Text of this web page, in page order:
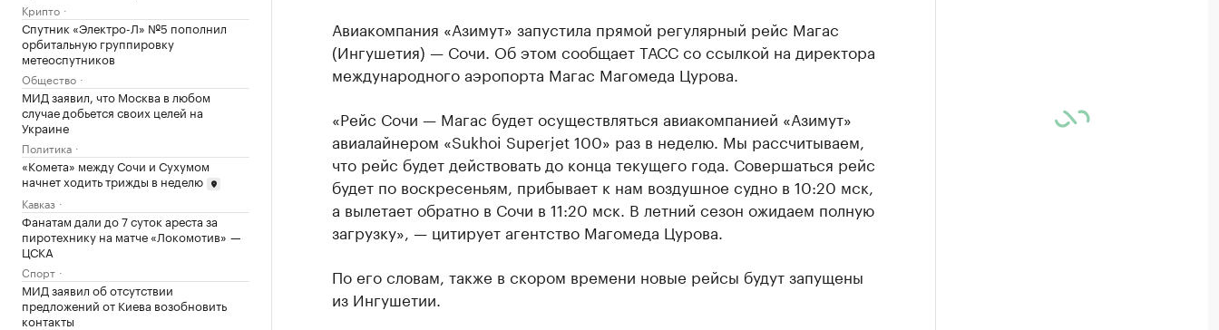
Крипто
Спутник «Электро-Л» №5 пополнил
орбитальную группировку
метеоспутников
Общество
МИД заявил, что Москва в любом
случае добьется своих целей на
Украине
Политика
«Комета» между Сочи и Сухумом
начнет ходить трижды в неделю
Кавказ
Фанатам дали до 7 суток ареста за
пиротехнику на матче «Локомотив» —
ЦСКА
Спорт
МИД заявил об отсутствии
предложений от Киева возобновить
контакты
Авиакомпания «Азимут» запустила прямой регулярный рейс Магас
(Ингушетия) — Сочи. Об этом сообщает ТАСС со ссылкой на директора
международного аэропорта Магас Магомеда Цурова.
«Рейс Сочи — Магас будет осуществляться авиакомпанией «Азимут»
авиалайнером «Sukhoi Superjet 100» раз в неделю. Мы рассчитываем,
что рейс будет действовать до конца текущего года. Совершаться рейс
будет по воскресеньям, прибывает к нам воздушное судно в 10:20 мск,
а вылетает обратно в Сочи в 11:20 мск. В летний сезон ожидаем полную
загрузку», — цитирует агентство Магомеда Цурова.
По его словам, также в скором времени новые рейсы будут запущены
из Ингушетии.